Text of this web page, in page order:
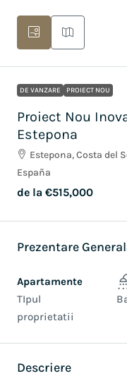
DE VANZARE PROIECT NOU
Proiect Nou
Estepona
Estepona, Costa del
España
de la €515,000
Prezentare
Apartamente
TIpul
proprietatii
Descriere